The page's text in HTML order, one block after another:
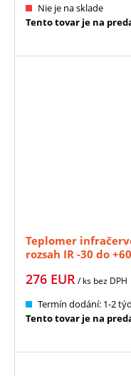
Nie je na sklade
Tento tovar je na
Teplomer
rozsah IR -30 do
276 EUR/ ks bez DPH
Termín dodání: 1-2
Tento tovar je na